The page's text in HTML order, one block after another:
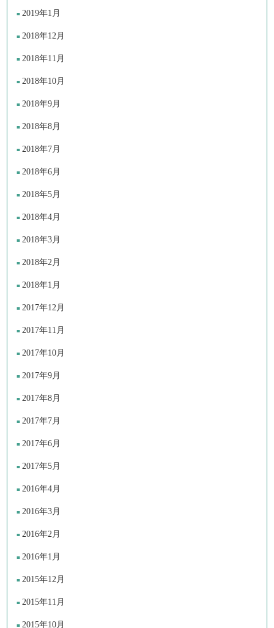
2019年1月
2018年12月
2018年11月
2018年10月
2018年9月
2018年8月
2018年7月
2018年6月
2018年5月
2018年4月
2018年3月
2018年2月
2018年1月
2017年12月
2017年11月
2017年10月
2017年9月
2017年8月
2017年7月
2017年6月
2017年5月
2016年4月
2016年3月
2016年2月
2016年1月
2015年12月
2015年11月
2015年10月